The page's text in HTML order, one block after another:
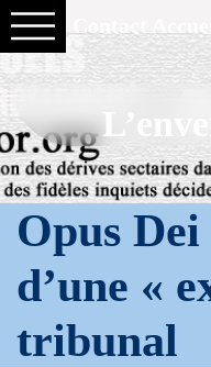
Opus
d’une «
tribunal